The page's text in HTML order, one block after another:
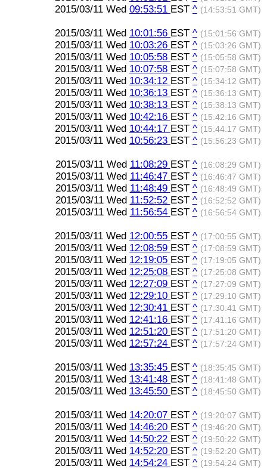
2015/03/11 Wed 09:53:51 EST ^ (14:53:51 GMT)
2015/03/11 Wed 10:01:56 EST ^ (15:01:56 GMT)
2015/03/11 Wed 10:03:26 EST ^ (15:03:26 GMT)
2015/03/11 Wed 10:05:58 EST ^ (15:05:58 GMT)
2015/03/11 Wed 10:07:58 EST ^ (15:07:58 GMT)
2015/03/11 Wed 10:34:12 EST ^ (15:34:12 GMT)
2015/03/11 Wed 10:36:13 EST ^ (15:36:13 GMT)
2015/03/11 Wed 10:38:13 EST ^ (15:38:13 GMT)
2015/03/11 Wed 10:42:16 EST ^ (15:42:16 GMT)
2015/03/11 Wed 10:44:17 EST ^ (15:44:17 GMT)
2015/03/11 Wed 10:56:23 EST ^ (15:56:23 GMT)
2015/03/11 Wed 11:08:29 EST ^ (16:08:29 GMT)
2015/03/11 Wed 11:46:47 EST ^ (16:46:47 GMT)
2015/03/11 Wed 11:48:49 EST ^ (16:48:49 GMT)
2015/03/11 Wed 11:52:52 EST ^ (16:52:52 GMT)
2015/03/11 Wed 11:56:54 EST ^ (16:56:54 GMT)
2015/03/11 Wed 12:00:55 EST ^ (17:00:55 GMT)
2015/03/11 Wed 12:08:59 EST ^ (17:08:59 GMT)
2015/03/11 Wed 12:19:05 EST ^ (17:19:05 GMT)
2015/03/11 Wed 12:25:08 EST ^ (17:25:08 GMT)
2015/03/11 Wed 12:27:09 EST ^ (17:27:09 GMT)
2015/03/11 Wed 12:29:10 EST ^ (17:29:10 GMT)
2015/03/11 Wed 12:30:41 EST ^ (17:30:41 GMT)
2015/03/11 Wed 12:41:16 EST ^ (17:41:16 GMT)
2015/03/11 Wed 12:51:20 EST ^ (17:51:20 GMT)
2015/03/11 Wed 12:57:24 EST ^ (17:57:24 GMT)
2015/03/11 Wed 13:35:45 EST ^ (18:35:45 GMT)
2015/03/11 Wed 13:41:48 EST ^ (18:41:48 GMT)
2015/03/11 Wed 13:45:50 EST ^ (18:45:50 GMT)
2015/03/11 Wed 14:20:07 EST ^ (19:20:07 GMT)
2015/03/11 Wed 14:46:20 EST ^ (19:46:20 GMT)
2015/03/11 Wed 14:50:22 EST ^ (19:50:22 GMT)
2015/03/11 Wed 14:52:20 EST ^ (19:52:20 GMT)
2015/03/11 Wed 14:54:24 EST ^ (19:54:24 GMT)